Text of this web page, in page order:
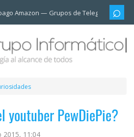
Amazon Grupos de Telegram
youtuber PewDiePie?
2015, 11:04